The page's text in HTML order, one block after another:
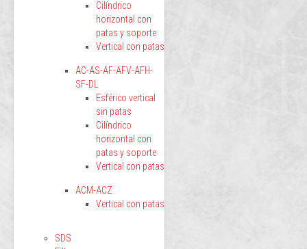
Cilíndrico
horizontal con
patas y soporte
Vertical con patas
AC-AS-AF-AFV-AFH-
SF-DL
Esférico vertical
sin patas
Cilíndrico
horizontal con
patas y soporte
Vertical con patas
ACM-ACZ
Vertical con patas
SDS